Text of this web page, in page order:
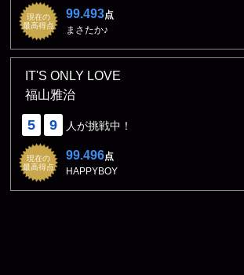
現在の
最高得点
99.493点
まさたか♪
IT'S ONLY LOVE
福山雅治
5 9 人が挑戦中！
現在の
最高得点
99.496点
HAPPYBOY